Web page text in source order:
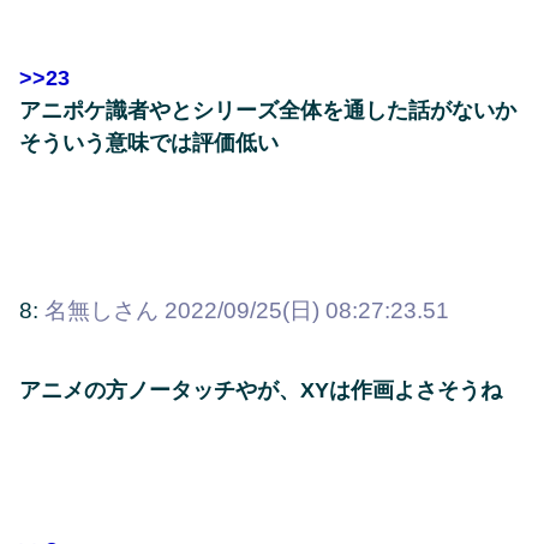
>>23
アニポケ識者やとシリーズ全体を通した話がないか
そういう意味では評価低い
8: 名無しさん 2022/09/25(日) 08:27:23.51
アニメの方ノータッチやが、XYは作画よさそうね